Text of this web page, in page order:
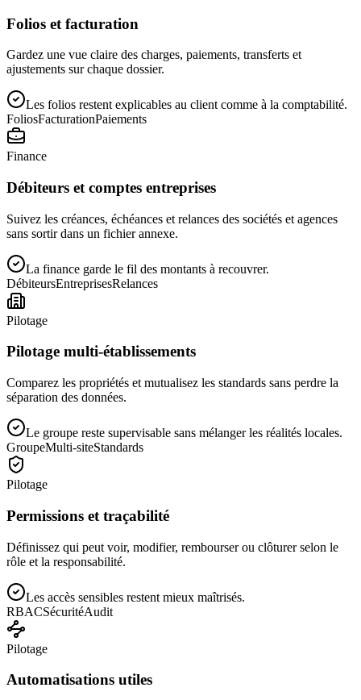
Folios et facturation
Gardez une vue claire des charges, paiements, transferts et
ajustements sur chaque dossier.
Les folios restent explicables au client comme à la comptabilité.
FoliosFacturationPaiements
Finance
Débiteurs et comptes entreprises
Suivez les créances, échéances et relances des sociétés et agences
sans sortir dans un fichier annexe.
La finance garde le fil des montants à recouvrer.
DébiteursEntreprisesRelances
Pilotage
Pilotage multi-établissements
Comparez les propriétés et mutualisez les standards sans perdre la
séparation des données.
Le groupe reste supervisable sans mélanger les réalités locales.
GroupeMulti-siteStandards
Pilotage
Permissions et traçabilité
Définissez qui peut voir, modifier, rembourser ou clôturer selon le
rôle et la responsabilité.
Les accès sensibles restent mieux maîtrisés.
RBACSécuritéAudit
Pilotage
Automatisations utiles